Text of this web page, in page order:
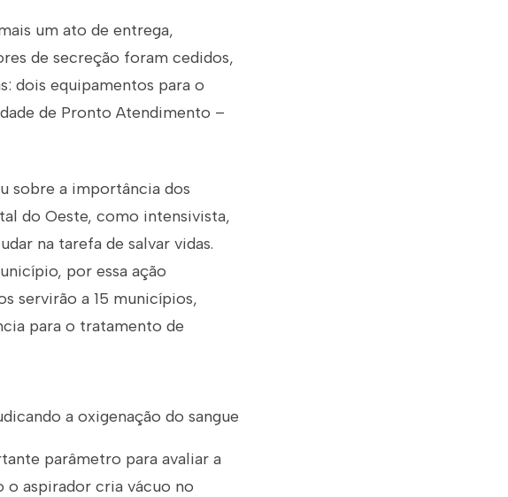
um ato de entrega,
de secreção foram cedidos,
dois equipamentos para o
de Pronto Atendimento –
sobre a importância dos
do Oeste, como intensivista,
na tarefa de salvar vidas.
por essa ação
servirão a 15 municípios,
para o tratamento de
a oxigenação do sangue
parâmetro para avaliar a
aspirador cria vácuo no